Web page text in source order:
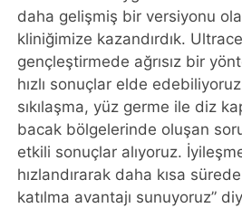
daha gelişmiş bir versiyonu
kliniğimize kazandırdık.
gençleştirmede ağrısız bir
hızlı sonuçlar elde
sıkılaşma, yüz germe ile diz
bacak bölgelerinde oluşan
etkili sonuçlar alıyoruz.
hızlandırarak daha kısa
katılma avantajı sunuyoruz”